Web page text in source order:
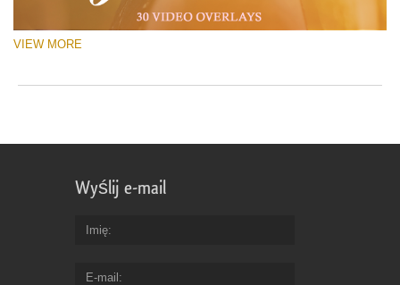
VIEW MORE
Wyślij e-mail
Imię
E-mail